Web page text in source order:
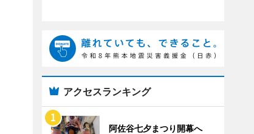
アクセスランキング
阿佐谷七夕まつり開幕へ